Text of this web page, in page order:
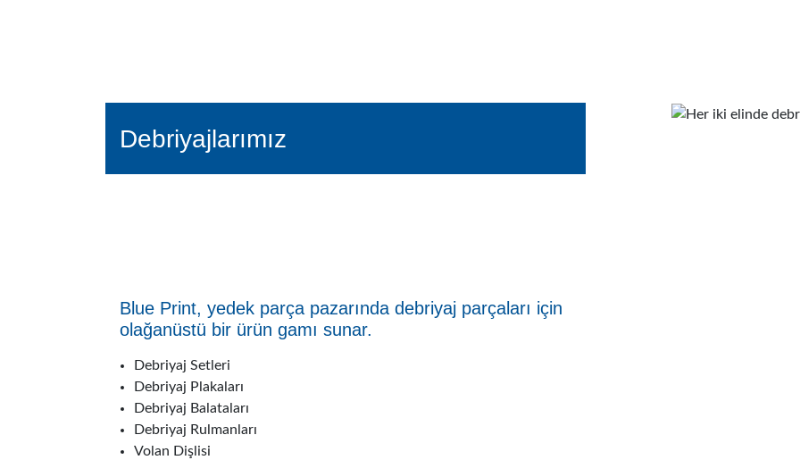
Debriyajlarımız
Blue Print, yedek parça pazarında debriyaj parçaları için
olağanüstü bir ürün gamı sunar.
Debriyaj Setleri
Debriyaj Plakaları
Debriyaj Balataları
Debriyaj Rulmanları
Volan Dişlisi